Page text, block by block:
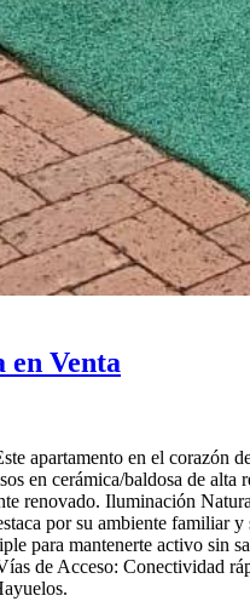
Venta
apartamento en el
en cerámica/baldosa de
renovado. Iluminación
por su ambiente familiar
para mantenerte activo
de Acceso: